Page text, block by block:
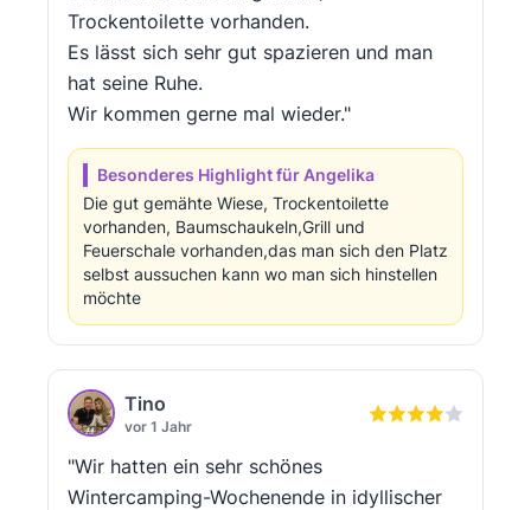
Trockentoilette vorhanden.
Es lässt sich sehr gut spazieren und man
hat seine Ruhe.
Wir kommen gerne mal wieder."
Besonderes Highlight für Angelika
Die gut gemähte Wiese, Trockentoilette
vorhanden, Baumschaukeln,Grill und
Feuerschale vorhanden,das man sich den Platz
selbst aussuchen kann wo man sich hinstellen
möchte
Tino
vor 1 Jahr
"Wir hatten ein sehr schönes
Wintercamping-Wochenende in idyllischer